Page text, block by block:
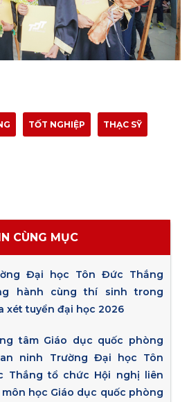
TỐT NGHIỆP THẠC SỸ
CÙNG MỤC
Đại học Tôn Đức Thắng
hành cùng thí sinh trong
xét tuyển đại học 2026
tâm Giáo dục quốc phòng
ninh Trường Đại học Tôn
Thắng tổ chức Hội nghị liên
học Giáo dục quốc phòng